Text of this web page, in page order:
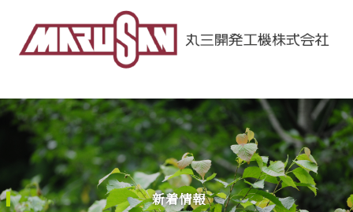
Main Navigation
新着情報